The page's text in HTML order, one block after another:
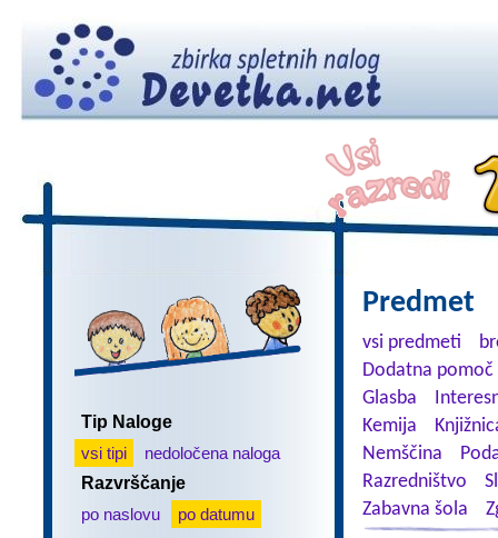
Tip Naloge
vsi tipi
nedoločena naloga
Razvrščanje
po naslovu
po datumu
Predmet
vsi predmeti
Dodatna
Glasba
Kemija
Nemščina
Razredništvo
Zabavna šola